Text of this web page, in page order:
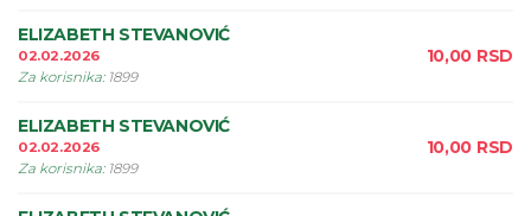
ELIZABETH STEVANOVIĆ
02.02.2026
Za korisnika: 1899
10,00 RSD
ELIZABETH STEVANOVIĆ
02.02.2026
Za korisnika: 1899
10,00 RSD